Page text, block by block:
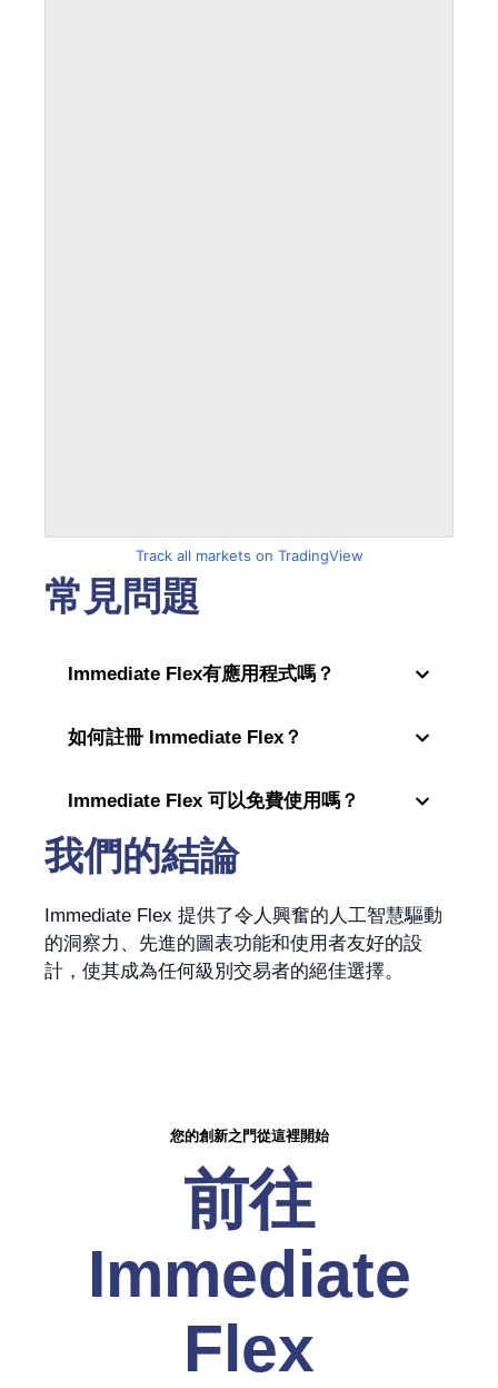
Track all markets on TradingView
常見問題
Immediate Flex有應用程式嗎？
如何註冊 Immediate Flex？
Immediate Flex 可以免費使用嗎？
我們的結論
Immediate Flex 提供了令人興奮的人工智慧驅動
的洞察力、先進的圖表功能和使用者友好的設
計，使其成為任何級別交易者的絕佳選擇。
您的創新之門從這裡開始
前往
Immediate
Flex